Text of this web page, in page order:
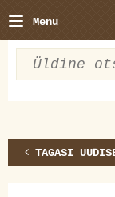
Menu
TAGASI